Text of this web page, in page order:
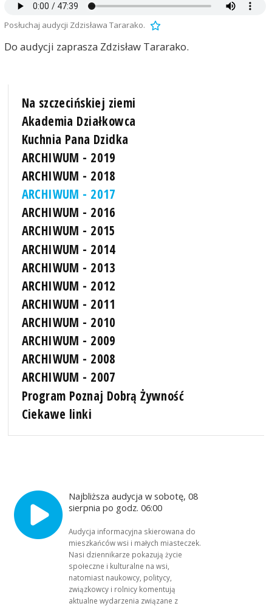
Posłuchaj audycji Zdzisława Tararako.
Do audycji zaprasza Zdzisław Tararako.
Na szczecińskiej ziemi
Akademia Działkowca
Kuchnia Pana Dzidka
ARCHIWUM - 2019
ARCHIWUM - 2018
ARCHIWUM - 2017
ARCHIWUM - 2016
ARCHIWUM - 2015
ARCHIWUM - 2014
ARCHIWUM - 2013
ARCHIWUM - 2012
ARCHIWUM - 2011
ARCHIWUM - 2010
ARCHIWUM - 2009
ARCHIWUM - 2008
ARCHIWUM - 2007
Program Poznaj Dobrą Żywność
Ciekawe linki
Najbliższa audycja w sobotę, 08
sierpnia po godz. 06:00
Audycja informacyjna skierowana do
mieszkańców wsi i małych miasteczek.
Nasi dziennikarze pokazują życie
społeczne i kulturalne na wsi,
natomiast naukowcy, politycy,
związkowcy i rolnicy komentują
aktualne wydarzenia związane z